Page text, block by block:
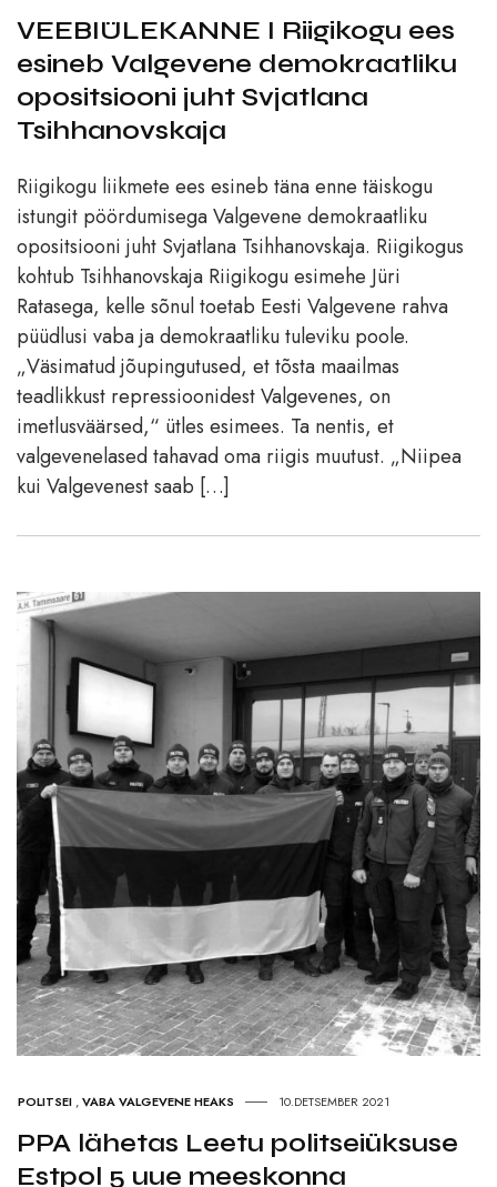
VEEBIÜLEKANNE I Riigikogu ees
esineb Valgevene demokraatliku
opositsiooni juht Svjatlana
Tsihhanovskaja
Riigikogu liikmete ees esineb täna enne täiskogu
istungit pöördumisega Valgevene demokraatliku
opositsiooni juht Svjatlana Tsihhanovskaja. Riigikogus
kohtub Tsihhanovskaja Riigikogu esimehe Jüri
Ratasega, kelle sõnul toetab Eesti Valgevene rahva
püüdlusi vaba ja demokraatliku tuleviku poole.
„Väsimatud jõupingutused, et tõsta maailmas
teadlikkust repressioonidest Valgevenes, on
imetlusväärsed,“ ütles esimees. Ta nentis, et
valgevenelased tahavad oma riigis muutust. „Niipea
kui Valgevenest saab […]
POLITSEI ,VABA VALGEVENE HEAKS 10.DETSEMBER 2021
PPA lähetas Leetu politseiüksuse
Estpol 5 uue meeskonna